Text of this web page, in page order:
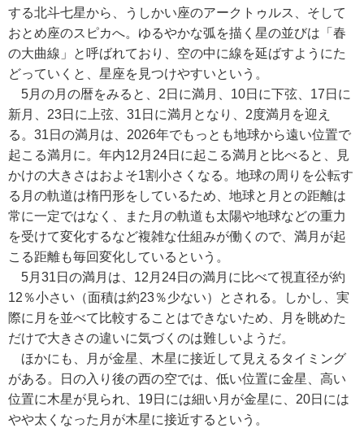
する北斗七星から、うしかい座のアークトゥルス、そして
おとめ座のスピカへ。ゆるやかな弧を描く星の並びは「春
の大曲線」と呼ばれており、空の中に線を延ばすようにた
どっていくと、星座を見つけやすいという。
5月の月の暦をみると、2日に満月、10日に下弦、17日に
新月、23日に上弦、31日に満月となり、2度満月を迎え
る。31日の満月は、2026年でもっとも地球から遠い位置で
起こる満月に。年内12月24日に起こる満月と比べると、見
かけの大きさはおよそ1割小さくなる。地球の周りを公転す
る月の軌道は楕円形をしているため、地球と月との距離は
常に一定ではなく、また月の軌道も太陽や地球などの重力
を受けて変化するなど複雑な仕組みが働くので、満月が起
こる距離も毎回変化しているという。
5月31日の満月は、12月24日の満月に比べて視直径が約
12％小さい（面積は約23％少ない）とされる。しかし、実
際に月を並べて比較することはできないため、月を眺めた
だけで大きさの違いに気づくのは難しいようだ。
ほかにも、月が金星、木星に接近して見えるタイミング
がある。日の入り後の西の空では、低い位置に金星、高い
位置に木星が見られ、19日には細い月が金星に、20日には
やや太くなった月が木星に接近するという。